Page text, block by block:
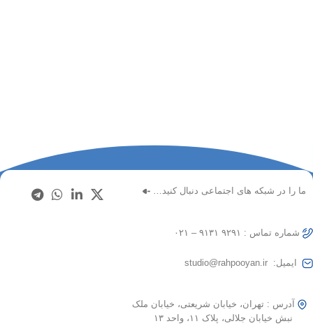
ما را در شبکه های اجتماعی دنبال کنید…
شماره تماس : ۹۲۹۱ ۹۱۳۱ – ۰۲۱
ایمیل: studio@rahpooyan.ir
آدرس : تهران، خیابان شریعتی، خیابان ملک
نبش خیابان جلالی، پلاک ۱۱، واحد ۱۳